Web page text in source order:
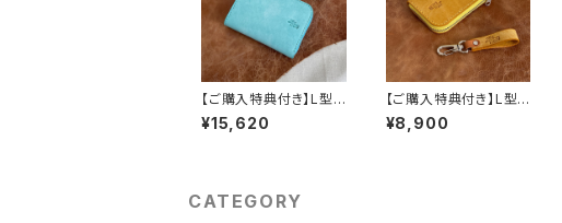
【ご購入特典付き】L型コ
インパース《KLEUR》
（アイスブルー）
¥15,620
【ご購入特典付き】L型コ
インパース《KLEUR》ミ
ニ（イエロー）
¥8,900
CATEGORY